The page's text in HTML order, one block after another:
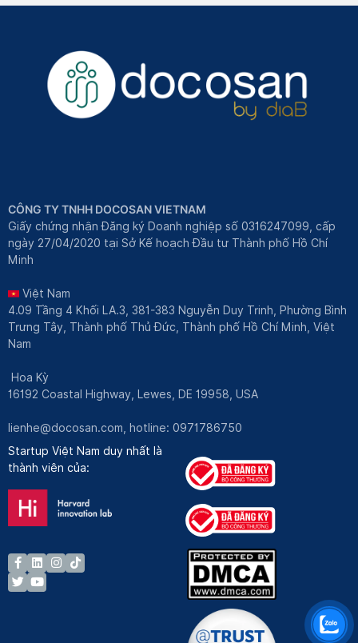
CÔNG TY TNHH DOCOSAN VIETNAM
Giấy chứng nhận Đăng ký Doanh nghiệp số 0316247099, cấp
ngày 27/04/2020 tại Sở Kế hoạch Đầu tư Thành phố Hồ Chí
Minh
Việt Nam
4.09 Tầng 4 Khối LA.3, 381-383 Nguyễn Duy Trinh, Phường Bình
Trưng Tây, Thành phố Thủ Đức, Thành phố Hồ Chí Minh, Việt
Nam
Hoa Kỳ
16192 Coastal Highway, Lewes, DE 19958, USA
lienhe@docosan.com, hotline: 0971786750
Startup Việt Nam duy nhất là
thành viên của: